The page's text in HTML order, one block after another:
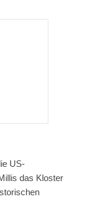
US-
das Kloster